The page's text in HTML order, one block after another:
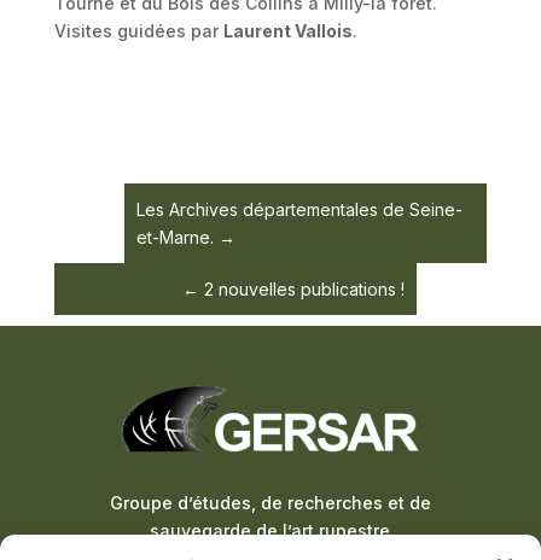
Visites guidées par Laurent Vallois.
Les Archives départementales de Seine-
et-Marne.
2 nouvelles publications !
Groupe d’études, de recherches et de
sauvegarde de l’art rupestre